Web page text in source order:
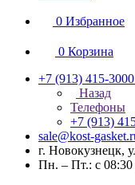
0 Избранное
0 Корзина
+7 (913) 415-3000
Назад
Телефоны
+7 (913)
sale@kost-
г. Новокузнецк,
Пн. – Пт.: с 08:30